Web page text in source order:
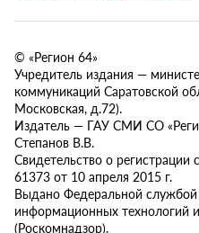
© «Регион 64»
Учредитель издания —
коммуникаций Саратовской
Московская, д.72).
Издатель — ГАУ СМИ СО
Степанов В.В.
Свидетельство о
61373 от 10 апреля 2015 г.
Выдано Федеральной службой
информационных технологий
(Роскомнадзор).